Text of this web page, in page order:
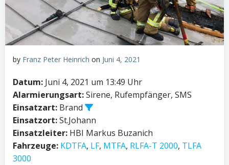
by Franz Peter Heinrich on Juni 4, 2021
Datum: Juni 4, 2021 um 13:49 Uhr
Alarmierungsart:Sirene, Rufempfänger, SMS
Einsatzart: Brand
Einsatzort:St.Johann
Einsatzleiter: HBI Markus Buzanich
Fahrzeuge: KDTFA, LF, MTFA, RLFA-T 2000, TLFA
3000